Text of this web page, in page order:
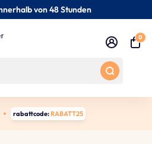
von 48 Stunden
0
rabattcode:RABATT25